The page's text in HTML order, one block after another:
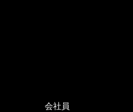
会社員